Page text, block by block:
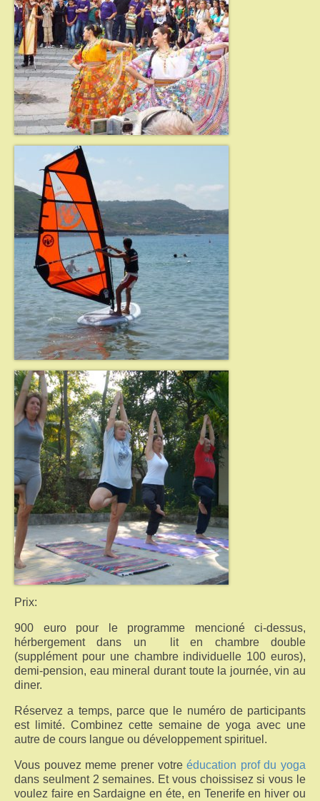
Prix:
900 euro pour le programme mencioné ci-dessus,
hérbergement dans un lit en chambre double
(supplément pour une chambre individuelle 100 euros),
demi-pension, eau mineral durant toute la journée, vin au
diner.
Réservez a temps, parce que le numéro de participants
est limité. Combinez cette semaine de yoga avec une
autre de cours langue ou développement spirituel.
Vous pouvez meme prener votreéducation prof du yoga
dans seulment 2 semaines. Et vous choissisez si vous le
voulez faire en Sardaigne en éte, en Tenerife en hiver ou